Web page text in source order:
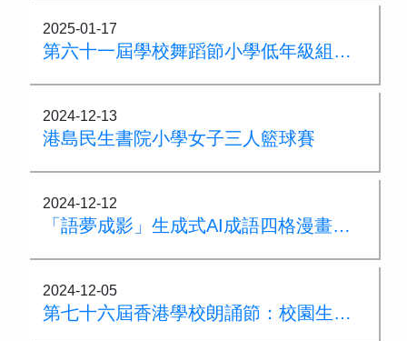
2025-01-17
第六十一屆學校舞蹈節小學低年級組兒童舞（群舞）「優等獎」
2024-12-13
港島民生書院小學女子三人籃球賽
2024-12-12
「語夢成影」生成式AI成語四格漫畫創作大賽
2024-12-05
第七十六屆香港學校朗誦節：校園生活集誦(粵語) 敬師篇